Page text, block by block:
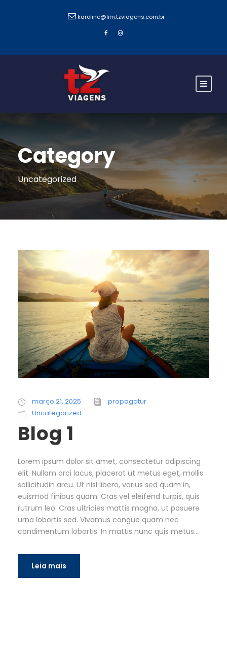
karoline@lim.tzviagens.com.br
Category
Uncategorized
março 21, 2025
propagatur
Uncategorized
Blog 1
Lorem ipsum dolor sit amet, consectetur adipiscing
elit. Nullam orci lacus, placerat ut metus eget, mollis
sollicitudin arcu. Ut nisl libero, varius sed quam in,
euismod finibus quam. Cras vel eleifend turpis, quis
rutrum leo. Cras ultricies mattis magna, ut posuere
urna lobortis sed. Vivamus congue quam nec
condimentum lobortis. In mattis nunc quis metus...
Leia mais